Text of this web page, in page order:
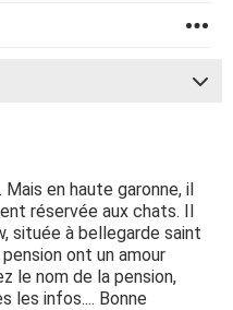
en haute garonne, il
réservée aux chats. Il
située à bellegarde saint
ont un amour
le nom de la pension,
les infos.... Bonne